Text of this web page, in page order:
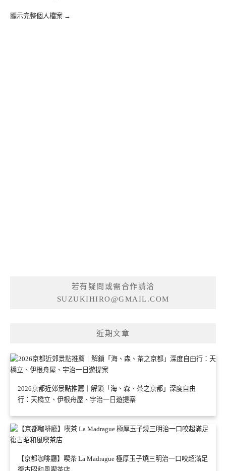
顯示完整個人檔案 →
若有疑問或需合作請洽
SUZUKIHIRO@GMAIL.COM
近期文章
2026京都近郊景點推薦｜解鎖「海、森、茶之京都」深度自由
行：天橋立、伊根舟屋、宇治一日遊提案
【京都咖啡廳】喫茶 La Madrague 極厚玉子燒三明治一口咬超滿足